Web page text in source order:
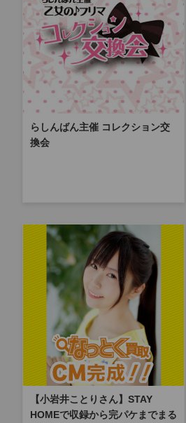
らしんばん主催 コレクション交
換会
【小岩井ことりさん】STAY
HOMEで収録から完パケまでまる